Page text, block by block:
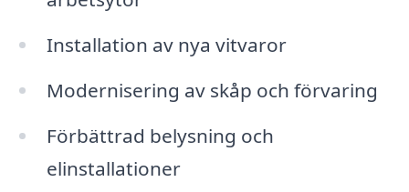
Installation av nya vitvaror
Modernisering av skåp och förvaring
Förbättrad belysning och
elinstallationer